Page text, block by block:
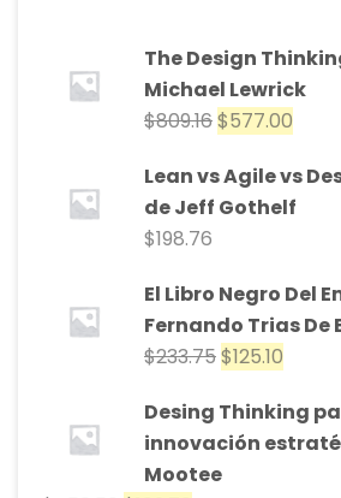
The Design
Michael Lewrick
$809.16$577.00
Lean vs Agile vs
de Jeff Gothelf
$198.76
El Libro Negro Del
Fernando Trias De
$233.75$125.10
Desing Thinking
innovación
Mootee